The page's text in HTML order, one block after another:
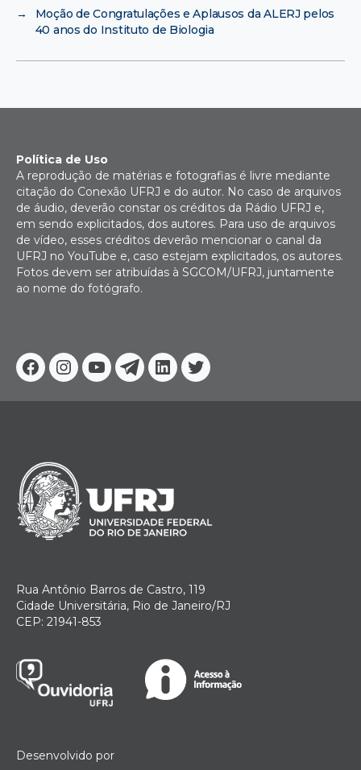
→
Moção de Congratulações e Aplausos da ALERJ pelos
40 anos do Instituto de Biologia
Facebook
Instagram
YoutubeTelegram
Linkedin
Twitter
Política de Uso
A reprodução de matérias e fotografias é livre mediante
citação do Conexão UFRJ e do autor. No caso de arquivos
de áudio, deverão constar os créditos da Rádio UFRJ e,
em sendo explicitados, dos autores. Para uso de arquivos
de vídeo, esses créditos deverão mencionar o canal da
UFRJ no YouTube e, caso estejam explicitados, os autores.
Fotos devem ser atribuídas à SGCOM/UFRJ, juntamente
ao nome do fotógrafo.
Rua Antônio Barros de Castro, 119
Cidade Universitária, Rio de Janeiro/RJ
CEP: 21941-853
Desenvolvido por